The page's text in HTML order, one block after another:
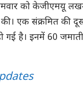
को केजीएमयू
एक संक्रमित की
गई है। इनमें 60